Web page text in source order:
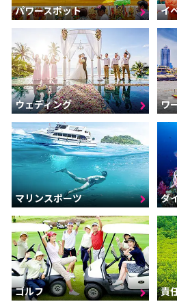
パワースポット イ
ウェディング ワ
マリンスポーツ ダ
ゴルフ 責